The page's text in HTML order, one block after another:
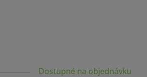
Dostupné na objednávku